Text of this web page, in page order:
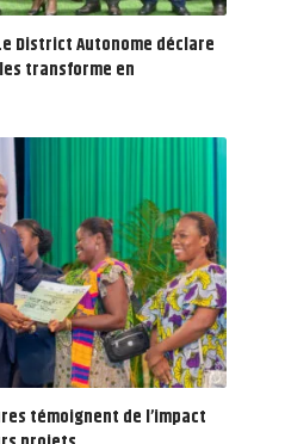
District Autonome déclare
transforme en
témoignent de l’impact